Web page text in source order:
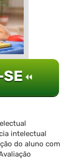
SE
intelectual
do aluno com